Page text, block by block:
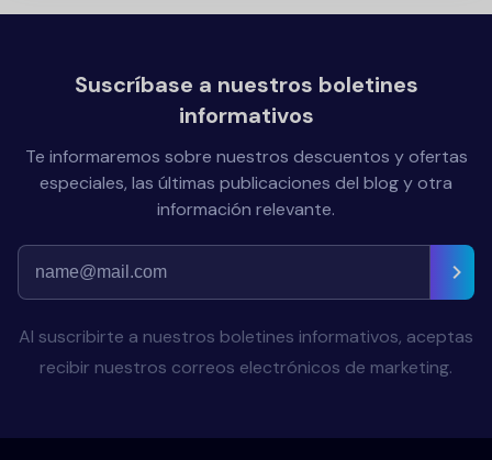
Suscríbase a nuestros boletines
informativos
Te informaremos sobre nuestros descuentos y ofertas
especiales, las últimas publicaciones del blog y otra
información relevante.
Al suscribirte a nuestros boletines informativos, aceptas
recibir nuestros correos electrónicos de marketing.